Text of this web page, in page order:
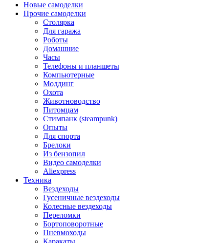
Новые самоделки
Прочие самоделки
Столярка
Для гаража
Роботы
Домашние
Часы
Телефоны и планшеты
Компьютерные
Моддинг
Охота
Животноводство
Питомцам
Стимпанк (steampunk)
Опыты
Для спорта
Брелоки
Из бензопил
Видео самоделки
Aliexpress
Техника
Вездеходы
Гусеничные вездеходы
Колесные вездеходы
Переломки
Бортоповоротные
Пневмоходы
Каракаты